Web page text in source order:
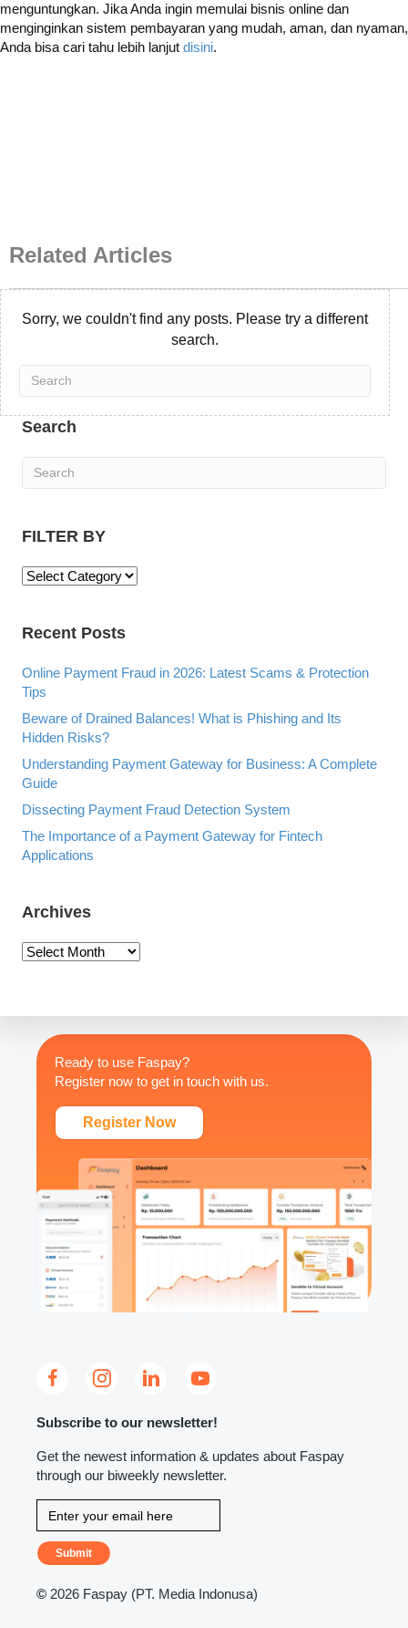
menguntungkan. Jika Anda ingin memulai bisnis online dan
menginginkan sistem pembayaran yang mudah, aman, dan nyaman,
Anda bisa cari tahu lebih lanjut disini.
Related Articles
Sorry, we couldn't find any posts. Please try a different
search.
Search
FILTER BY
F
T
R
B
Y
Recent Posts
Online Payment Fraud in 2026: Latest Scams & Protection
Tips
Beware of Drained Balances! What is Phishing and Its
Hidden Risks?
Understanding Payment Gateway for Business: A Complete
Guide
Dissecting Payment Fraud Detection System
The Importance of a Payment Gateway for Fintech
Applications
Archives
A
Ready to use Faspay?
Register now to get in touch with us.
Register Now
Subscribe to our newsletter!
Get the newest information & updates about Faspay
through our biweekly newsletter.
Submit
© 2026 Faspay (PT. Media Indonusa)